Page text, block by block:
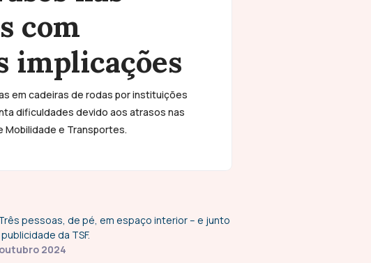
com
implicações
em cadeiras de rodas por instituições
dificuldades devido aos atrasos nas
e Transportes.
outubro 2024